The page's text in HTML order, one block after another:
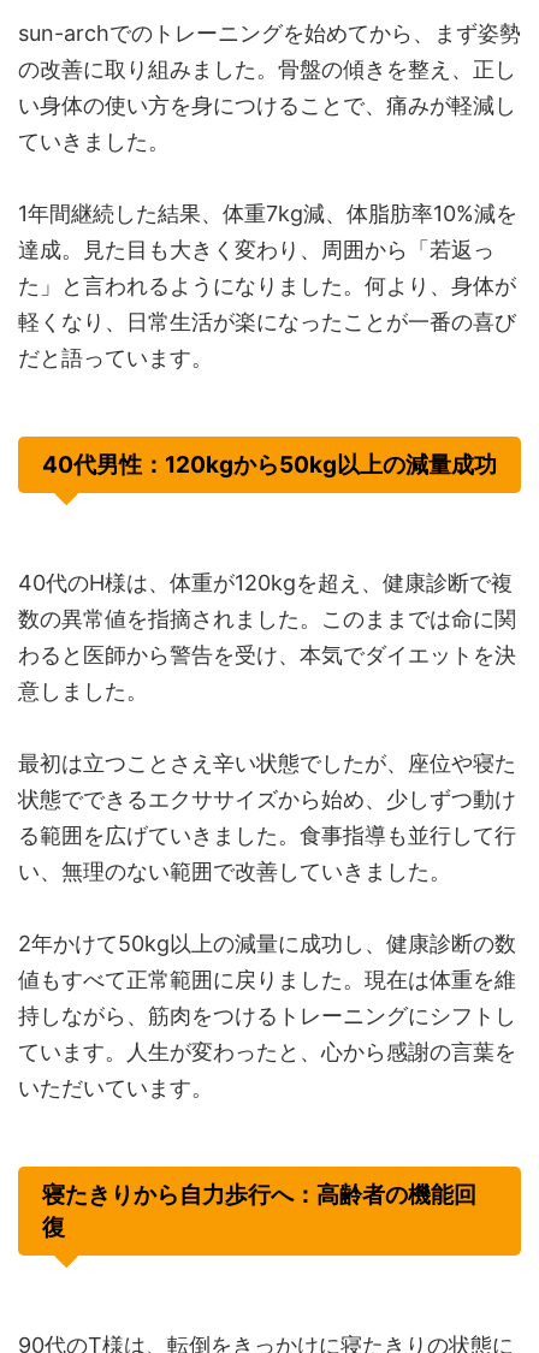
sun-archでのトレーニングを始めてから、まず姿勢
の改善に取り組みました。骨盤の傾きを整え、正し
い身体の使い方を身につけることで、痛みが軽減し
ていきました。
1年間継続した結果、体重7kg減、体脂肪率10%減を
達成。見た目も大きく変わり、周囲から「若返っ
た」と言われるようになりました。何より、身体が
軽くなり、日常生活が楽になったことが一番の喜び
だと語っています。
40代男性：120kgから50kg以上の減量成功
40代のH様は、体重が120kgを超え、健康診断で複
数の異常値を指摘されました。このままでは命に関
わると医師から警告を受け、本気でダイエットを決
意しました。
最初は立つことさえ辛い状態でしたが、座位や寝た
状態でできるエクササイズから始め、少しずつ動け
る範囲を広げていきました。食事指導も並行して行
い、無理のない範囲で改善していきました。
2年かけて50kg以上の減量に成功し、健康診断の数
値もすべて正常範囲に戻りました。現在は体重を維
持しながら、筋肉をつけるトレーニングにシフトし
ています。人生が変わったと、心から感謝の言葉を
いただいています。
寝たきりから自力歩行へ：高齢者の機能回
復
90代のT様は、転倒をきっかけに寝たきりの状態に